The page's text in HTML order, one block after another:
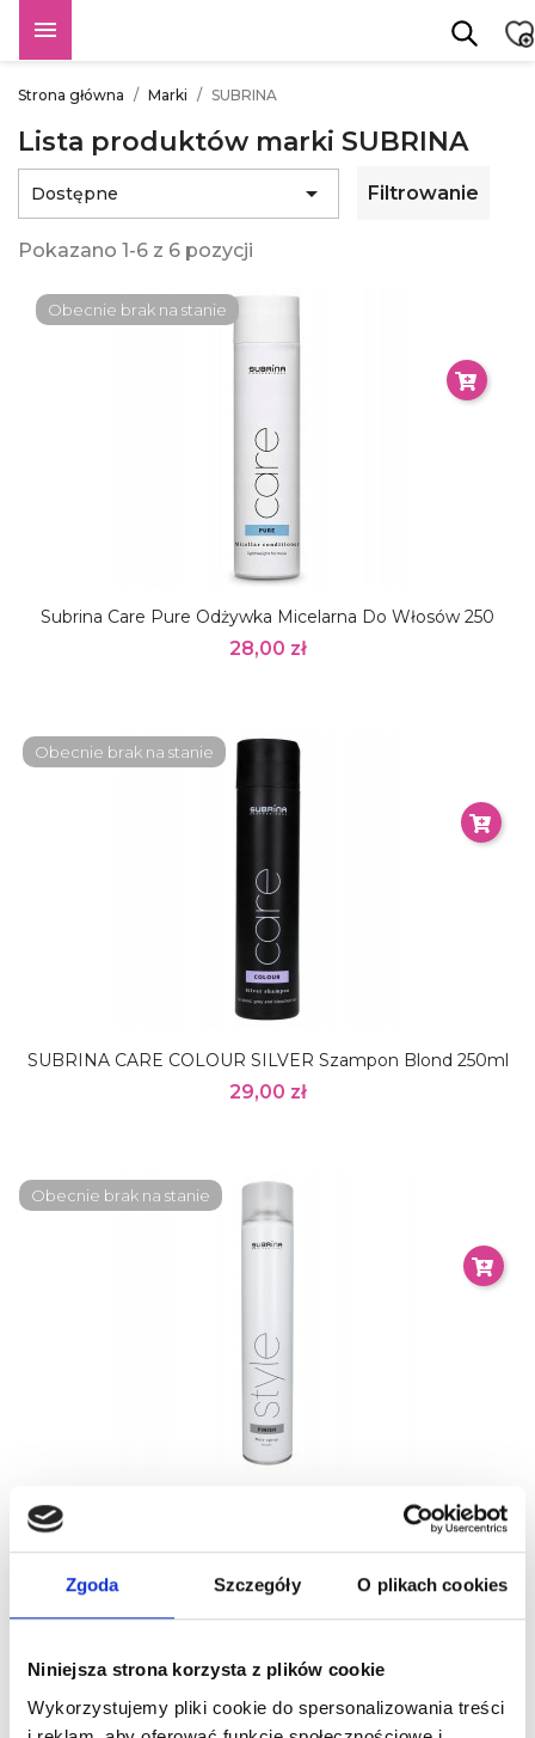
Zgoda Szczegóły O plikach cookies
Niniejsza strona korzysta z plików cookie
Wykorzystujemy pliki cookie do spersonalizowania treści

Strona główna Marki SUBRINA
Lista produktów marki SUBRINA
Dostępne  Filtrowanie
Pokazano 1-6 z 6 pozycji
Subrina Care Pure Odżywka Micelarna Do Włosów 250
28,00 zł
Obecnie brak na stanie
SUBRINA CARE COLOUR SILVER Szampon Blond 250ml
29,00 zł
Obecnie brak na stanie
Subrina Style Finish Hair Spray Flexible Lakier Do Włosów
45,00 zł
Obecnie brak na stanie
Obecnie brak na stanie